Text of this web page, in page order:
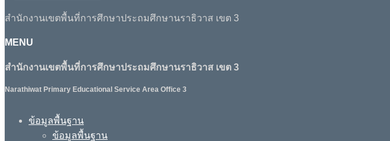
สำนักงานเขตพื้นที่การศึกษาประถมศึกษานราธิวาส เขต 3
MENU
สำนักงานเขตพื้นที่การศึกษาประถมศึกษานราธิวาส เขต 3
Narathiwat Primary Educational Service Area Office 3
ข้อมูลพื้นฐาน
ข้อมูลพื้นฐาน